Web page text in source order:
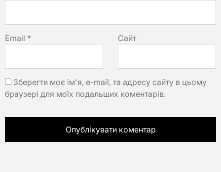
Email * Сайт
Зберегти моє ім'я, e-mail, та адресу сайту в цьому
браузері для моїх подальших коментарів.